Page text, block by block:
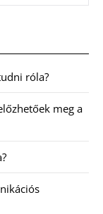
róla?
meg a